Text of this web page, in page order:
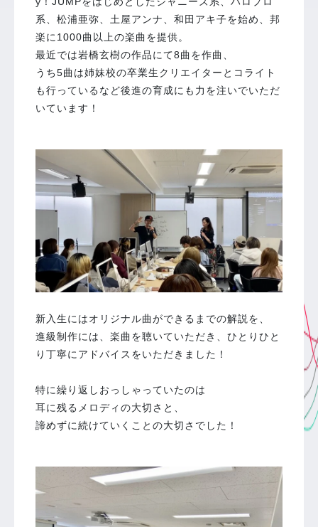
系、松浦亜弥、土屋アンナ、和田アキ子を始め、邦
楽に1000曲以上の楽曲を提供。
最近では岩橋玄樹の作品にて8曲を作曲、
うち5曲は姉妹校の卒業生クリエイターとコライト
も行っているなど後進の育成にも力を注いでいただ
いています！
新入生にはオリジナル曲ができるまでの解説を、
進級制作には、楽曲を聴いていただき、ひとりひと
り丁寧にアドバイスをいただきました！
特に繰り返しおっしゃっていたのは
耳に残るメロディの大切さと、
諦めずに続けていくことの大切さでした！